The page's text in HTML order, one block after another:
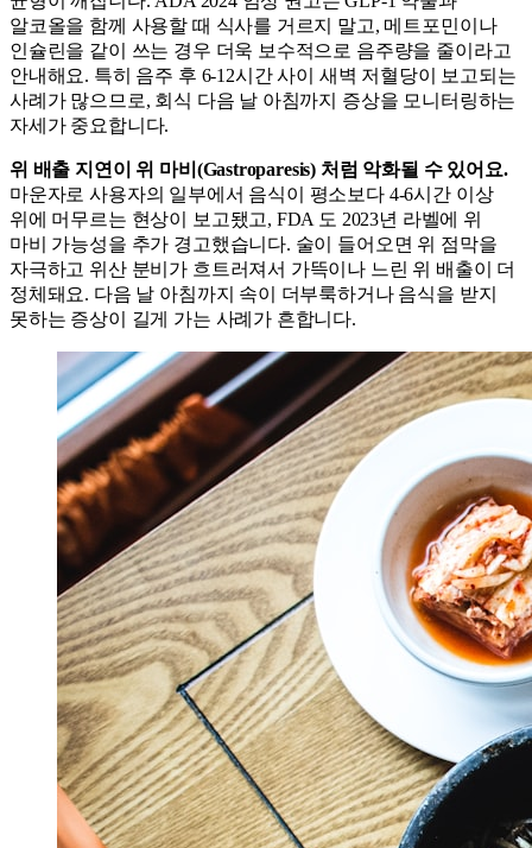
알코올을 함께 사용할 때 식사를 거르지 말고, 메트포민이나
인슐린을 같이 쓰는 경우 더욱 보수적으로 음주량을 줄이라고
안내해요. 특히 음주 후 6-12시간 사이 새벽 저혈당이 보고되는
사례가 많으므로, 회식 다음 날 아침까지 증상을 모니터링하는
자세가 중요합니다.
위 배출 지연이 위 마비(Gastroparesis) 처럼 악화될 수 있어요.
마운자로 사용자의 일부에서 음식이 평소보다 4-6시간 이상
위에 머무르는 현상이 보고됐고, FDA 도 2023년 라벨에 위
마비 가능성을 추가 경고했습니다. 술이 들어오면 위 점막을
자극하고 위산 분비가 흐트러져서 가뜩이나 느린 위 배출이 더
정체돼요. 다음 날 아침까지 속이 더부룩하거나 음식을 받지
못하는 증상이 길게 가는 사례가 흔합니다.